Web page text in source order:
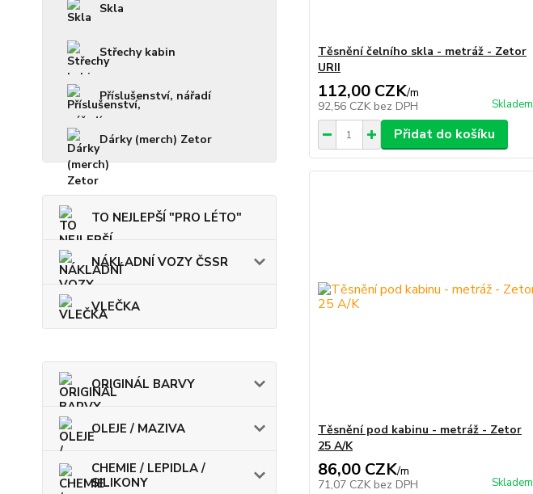
Skla
Střechy kabin
Příslušenství, nářadí
Dárky (merch) Zetor
TO NEJLEPŠÍ "PRO LÉTO"
NÁKLADNÍ VOZY ČSSR
VLEČKA
ORIGINÁL BARVY
OLEJE / MAZIVA
CHEMIE / LEPIDLA /
SILIKONY
Těsnění čelního skla - metráž - Zetor
URII
112,00 CZK/m
92,56 CZK bez DPH Skladem
Přidat do košíku
Těsnění pod kabinu - metráž - Zetor
25 A/K
86,00 CZK/m
71,07 CZK bez DPH Skladem